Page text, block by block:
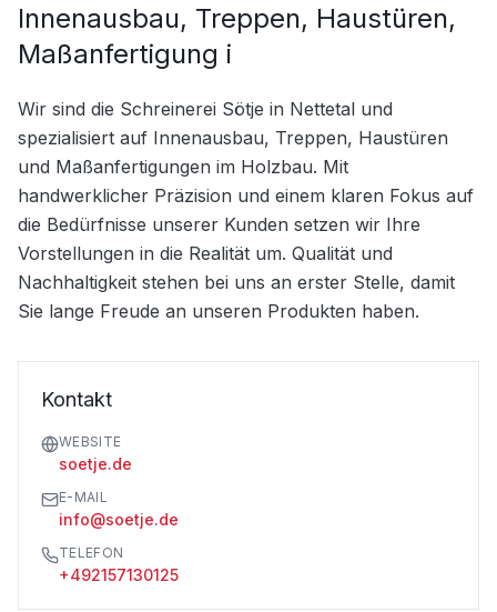
Innenausbau, Treppen, Haustüren,
Maßanfertigung i
Wir sind die Schreinerei Sötje in Nettetal und
spezialisiert auf Innenausbau, Treppen, Haustüren
und Maßanfertigungen im Holzbau. Mit
handwerklicher Präzision und einem klaren Fokus auf
die Bedürfnisse unserer Kunden setzen wir Ihre
Vorstellungen in die Realität um. Qualität und
Nachhaltigkeit stehen bei uns an erster Stelle, damit
Sie lange Freude an unseren Produkten haben.
Kontakt
WEBSITE
soetje.de
E-MAIL
info@soetje.de
TELEFON
+492157130125